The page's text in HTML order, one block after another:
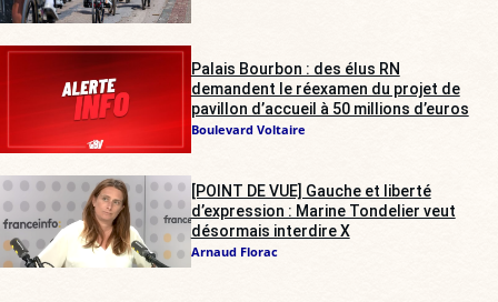
Palais Bourbon : des élus RN
demandent le réexamen du projet de
pavillon d’accueil à 50 millions d’euros
Boulevard Voltaire
[POINT DE VUE] Gauche et liberté
d’expression : Marine Tondelier veut
désormais interdire X
Arnaud Florac